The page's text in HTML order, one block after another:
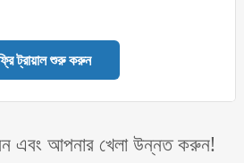
ট্রায়াল শুরু করুন
এবং আপনার খেলা উন্নত করুন!